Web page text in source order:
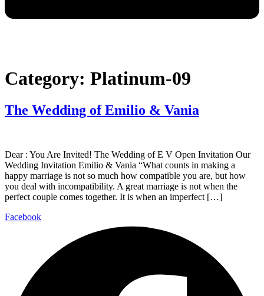
Category: Platinum-09
The Wedding of Emilio & Vania
Dear : You Are Invited! The Wedding of E V Open Invitation Our
Wedding Invitation Emilio & Vania “What counts in making a
happy marriage is not so much how compatible you are, but how
you deal with incompatibility. A great marriage is not when the
perfect couple comes together. It is when an imperfect […]
Facebook